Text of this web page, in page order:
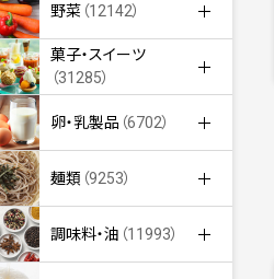
野菜 （12142）
菓子・スイーツ
（31285）
卵・乳製品 （6702）
麺類 （9253）
調味料・油 （11993）